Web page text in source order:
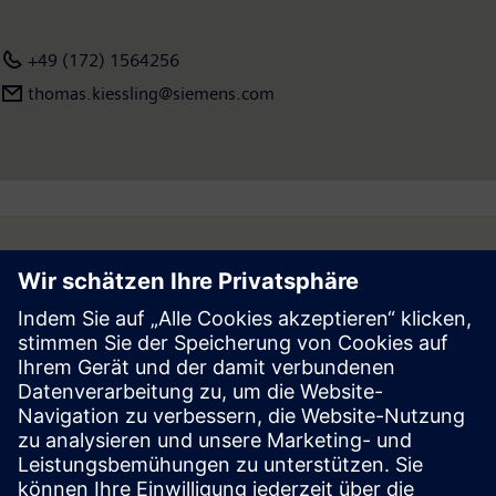
Internet unter www.siemens.com
+49 (172) 1564256
thomas.kiessling@siemens.com
Follow
Press | Company | Siemens
© Siemens 1996 – 2026